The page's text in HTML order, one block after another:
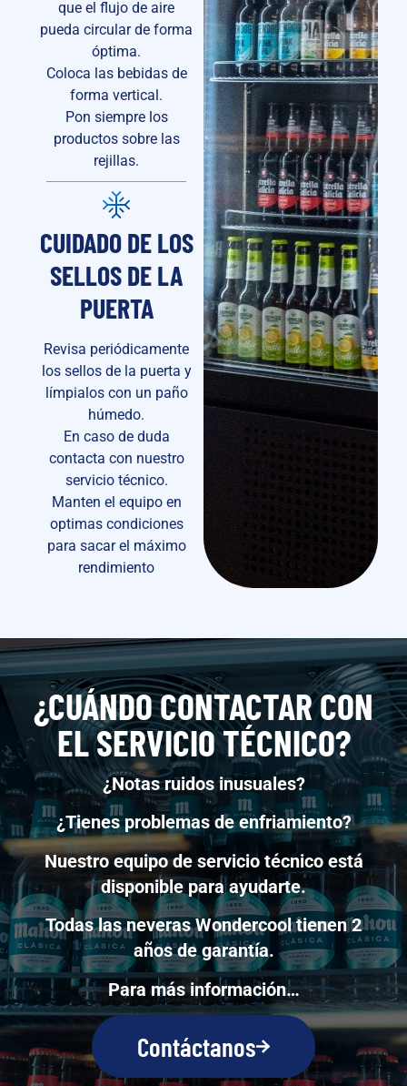
que el flujo de aire
pueda circular de forma
óptima.
Coloca las bebidas de
forma vertical.
Pon siempre los
productos sobre las
rejillas.
CUIDADO DE LOS
SELLOS DE LA
PUERTA
Revisa periódicamente
los sellos de la puerta y
límpialos con un paño
húmedo.
En caso de duda
contacta con nuestro
servicio técnico.
Manten el equipo en
optimas condiciones
para sacar el máximo
rendimiento
¿CUÁNDO CONTACTAR CON
EL SERVICIO TÉCNICO?
¿Notas ruidos inusuales?
¿Tienes problemas de enfriamiento?
Nuestro equipo de servicio técnico está
disponible para ayudarte.
Todas las neveras Wondercool tienen 2
años de garantía.
Para más información…
Contáctanos